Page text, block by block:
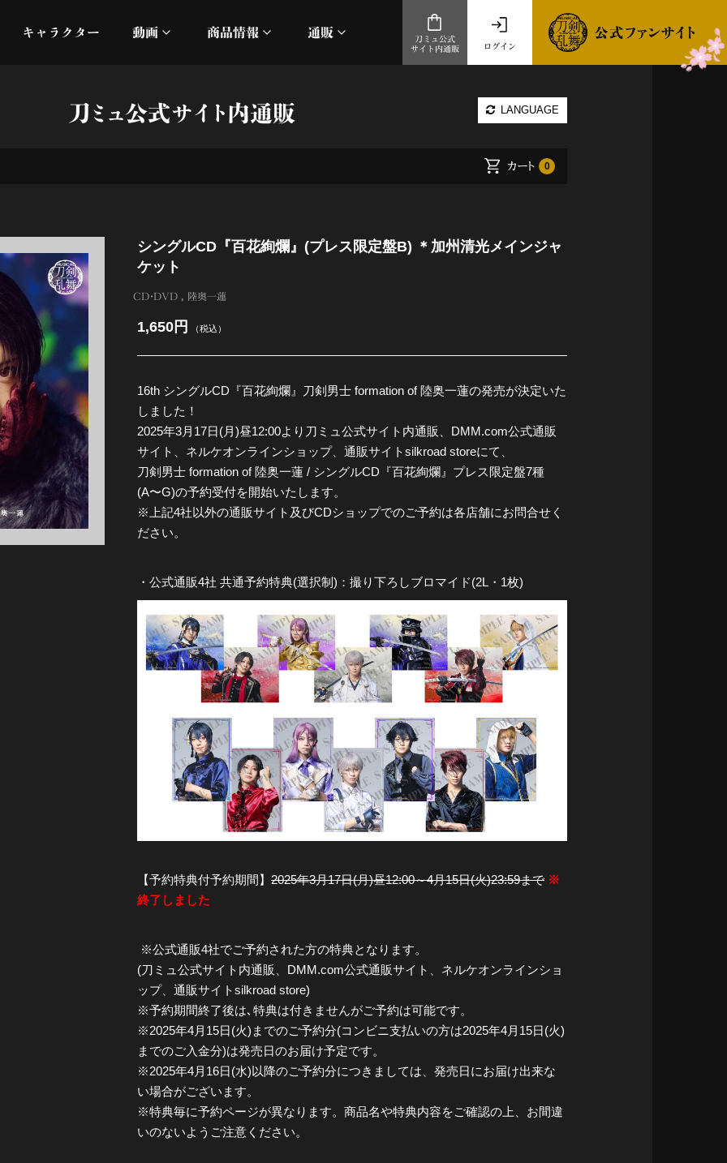
キャラクター 動画
オフィシャルムービー
商品情報
加州清光 単騎出陣 極
静かなる夜半の寝ざめ
十周年記念 乱舞博覧会
全公演グッズ
ディスコグラフィー
通販
ログイン
刀ミュ公式
サイト内通販
刀ミュ公式サイト内通販 LANGUAGE
カート 0
シングルCD『百花絢爛』(プレス限定盤B) ＊加州清光メインジャ
ケット
CD・DVD 陸奥一蓮
1,650円 （税込）
16th シングルCD『百花絢爛』刀剣男士 formation of 陸奥一蓮の発売が決定いた
しました！
2025年3月17日(月)昼12:00より刀ミュ公式サイト内通販、DMM.com公式通販
サイト、ネルケオンラインショップ、通販サイトsilkroad storeにて、
刀剣男士 formation of 陸奥一蓮 / シングルCD『百花絢爛』プレス限定盤7種
(A〜G)の予約受付を開始いたします。
※上記4社以外の通販サイト及びCDショップでのご予約は各店舗にお問合せく
ださい。
・公式通販4社 共通予約特典(選択制)：撮り下ろしブロマイド(2L・1枚)
【予約特典付予約期間】 2025年3月17日(月)昼12:00～4月15日(火)23:59まで ※
終了しました
※公式通販4社でご予約された方の特典となります。
(刀ミュ公式サイト内通販、DMM.com公式通販サイト、ネルケオンラインショ
ップ、通販サイトsilkroad store)
※予約期間終了後は､特典は付きませんがご予約は可能です。
※2025年4月15日(火)までのご予約分(コンビニ支払いの方は2025年4月15日(火)
までのご入金分)は発売日のお届け予定です。
※2025年4月16日(水)以降のご予約分につきましては、発売日にお届け出来な
い場合がございます。
※特典毎に予約ページが異なります。商品名や特典内容をご確認の上、お間違
いのないようご注意ください。